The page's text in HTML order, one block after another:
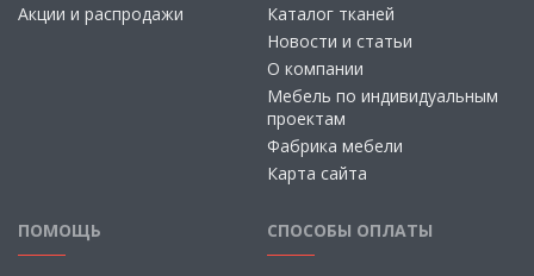
Акции и распродажи
Каталог тканей
Новости и статьи
О компании
Мебель по индивидуальным
проектам
Фабрика мебели
Карта сайта
ПОМОЩЬ СПОСОБЫ ОПЛАТЫ